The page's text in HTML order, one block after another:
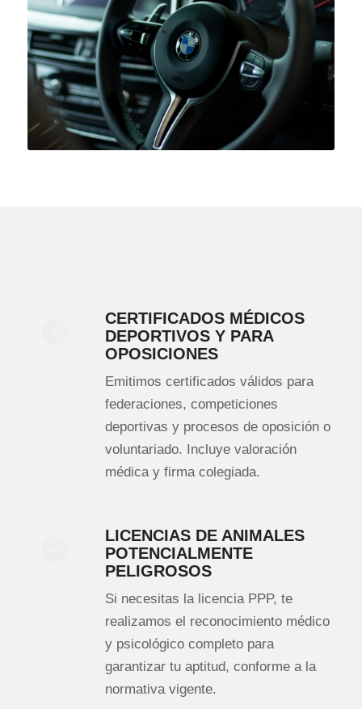
CERTIFICADOS MÉDICOS
DEPORTIVOS Y PARA
OPOSICIONES
Emitimos certificados válidos para
federaciones, competiciones
deportivas y procesos de oposición o
voluntariado. Incluye valoración
médica y firma colegiada.
LICENCIAS DE ANIMALES
POTENCIALMENTE
PELIGROSOS
Si necesitas la licencia PPP, te
realizamos el reconocimiento médico
y psicológico completo para
garantizar tu aptitud, conforme a la
normativa vigente.